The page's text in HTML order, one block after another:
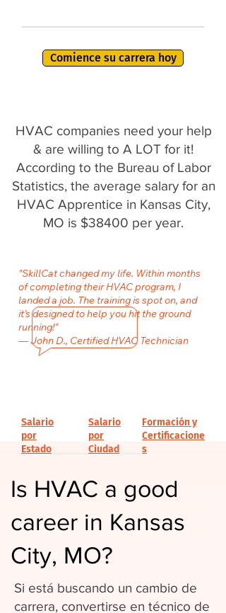
Comience su carrera hoy
HVAC companies need your help
& are willing to A LOT for it!
According to the Bureau of Labor
Statistics, the average salary for an
HVAC Apprentice in Kansas City,
MO is $38400 per year.
"SkillCat changed my life. Within months
of completing their HVAC program, I
landed a job. The training is spot on, and
it’s designed to help you hit the ground
running!"
— John D., Certified HVAC Technician
Is HVAC a good
career in Kansas
City, MO?
Si está buscando un cambio de
carrera, convertirse en técnico de
Salario
por
Estado
Salario
por
Ciudad
Formación y
Certificacione
s